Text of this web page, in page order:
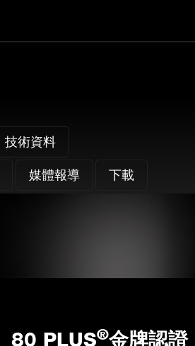
技術資料
媒體報導 下載
80 PLUS®金牌認證